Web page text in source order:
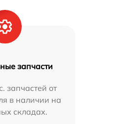
запчасти
запчастей от
в наличии на
складах.